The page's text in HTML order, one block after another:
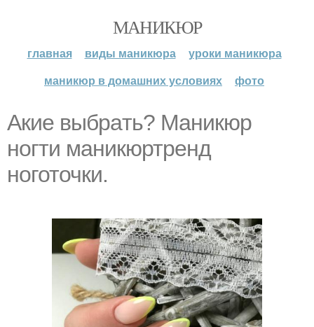
МАНИКЮР
главная виды маникюра
уроки маникюра
маникюр в домашних условиях
фото
Aкиe выбpaть? Маникюр
ногти маникюртренд
ноготочки.